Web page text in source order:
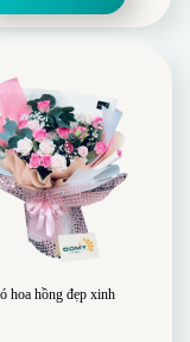
hoa hồng đẹp xinh